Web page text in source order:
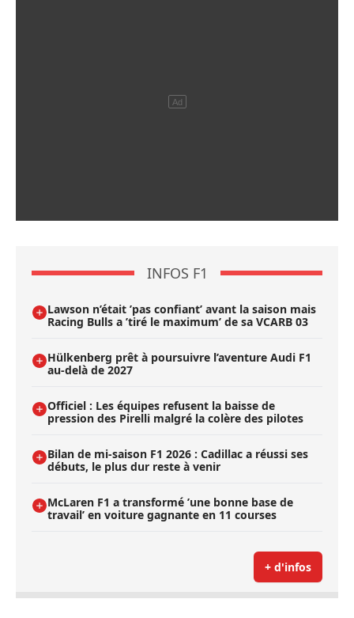
INFOS F1
Lawson n’était ’pas confiant’ avant la saison mais
Racing Bulls a ’tiré le maximum’ de sa VCARB 03
Hülkenberg prêt à poursuivre l’aventure Audi F1
au-delà de 2027
Officiel : Les équipes refusent la baisse de
pression des Pirelli malgré la colère des pilotes
Bilan de mi-saison F1 2026 : Cadillac a réussi ses
débuts, le plus dur reste à venir
McLaren F1 a transformé ’une bonne base de
travail’ en voiture gagnante en 11 courses
+ d'infos